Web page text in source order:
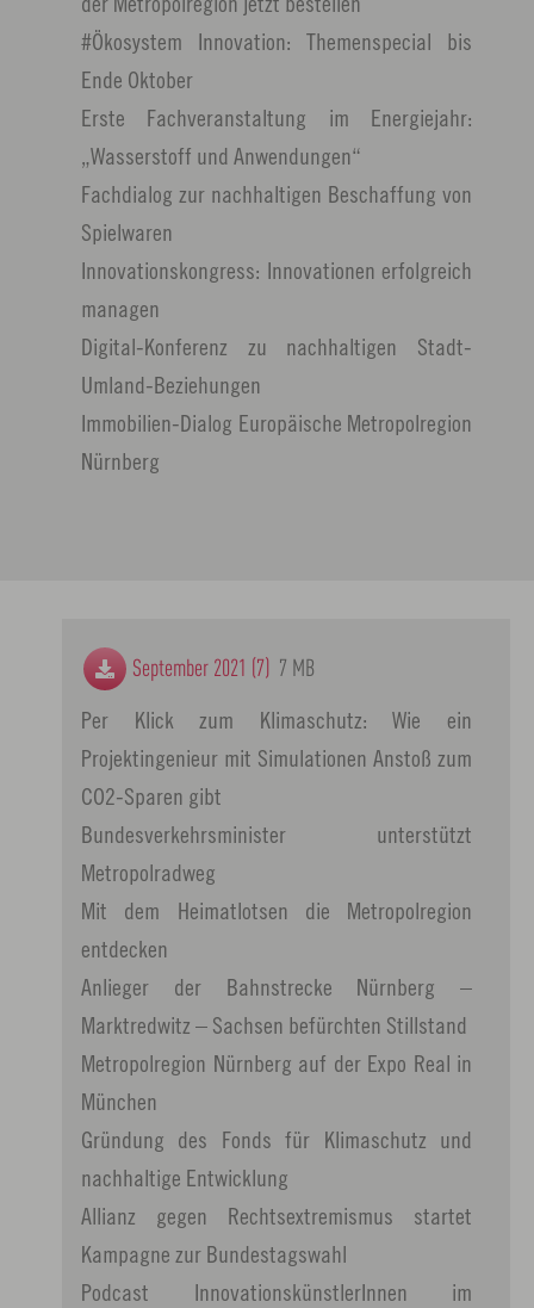
#Ökosystem Innovation: Themenspecial bis
Ende Oktober
Erste Fachveranstaltung im Energiejahr:
„Wasserstoff und Anwendungen“
Fachdialog zur nachhaltigen Beschaffung von
Spielwaren
Innovationskongress: Innovationen erfolgreich
managen
Digital-Konferenz zu nachhaltigen Stadt-
Umland-Beziehungen
Immobilien-Dialog Europäische Metropolregion
Nürnberg
September 2021 (7) 7 MB
Per Klick zum Klimaschutz: Wie ein
Projektingenieur mit Simulationen Anstoß zum
CO2-Sparen gibt
Bundesverkehrsminister unterstützt
Metropolradweg
Mit dem Heimatlotsen die Metropolregion
entdecken
Anlieger der Bahnstrecke Nürnberg –
Marktredwitz – Sachsen befürchten Stillstand
Metropolregion Nürnberg auf der Expo Real in
München
Gründung des Fonds für Klimaschutz und
nachhaltige Entwicklung
Allianz gegen Rechtsextremismus startet
Kampagne zur Bundestagswahl
Podcast InnovationskünstlerInnen im